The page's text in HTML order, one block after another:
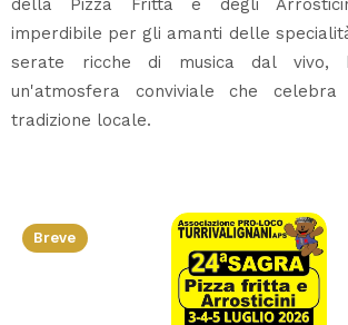
della Pizza Fritta e degli
imperdibile per gli amanti delle
serate ricche di musica dal vivo,
un'atmosfera conviviale che
tradizione locale.
Breve